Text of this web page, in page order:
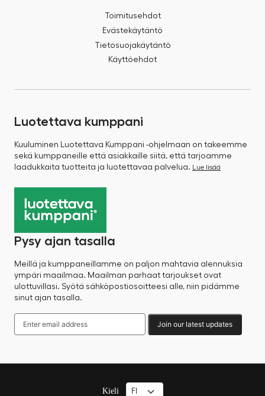
Toimitusehdot
Evästekäytäntö
Tietosuojakäytäntö
Käyttöehdot
Luotettava kumppani
Kuuluminen Luotettava Kumppani -ohjelmaan on takeemme
sekä kumppaneille että asiakkaille siitä, että tarjoamme
laadukkaita tuotteita ja luotettavaa palvelua. Lue lisää
Pysy ajan tasalla
Meillä ja kumppaneillamme on paljon mahtavia alennuksia
ympäri maailmaa. Maailman parhaat tarjoukset ovat
ulottuvillasi. Syötä sähköpostiosoitteesi alle, niin pidämme
sinut ajan tasalla.
Join our latest updates
Kieli